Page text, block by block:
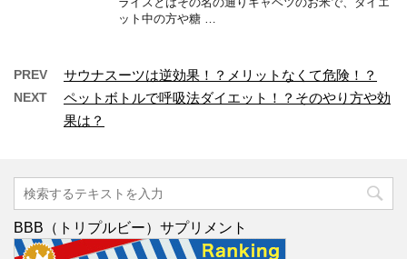
ット中の方や糖 …
PREV サウナスーツは逆効果！？メリットなくて危険！？
NEXT
ペットボトルで呼吸法ダイエット！？そのやり方や効
果は？
BBB（トリプルビー）サプリメント